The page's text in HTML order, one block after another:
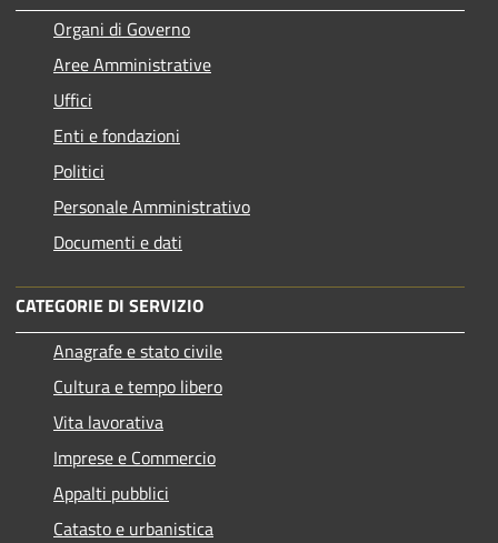
Organi di Governo
Aree Amministrative
Uffici
Enti e fondazioni
Politici
Personale Amministrativo
Documenti e dati
CATEGORIE DI SERVIZIO
Anagrafe e stato civile
Cultura e tempo libero
Vita lavorativa
Imprese e Commercio
Appalti pubblici
Catasto e urbanistica